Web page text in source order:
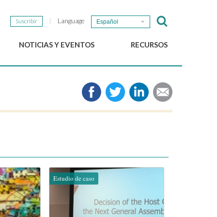
Suscribir Language Español
NOTICIAS Y EVENTOS
Newsletter del GSEF
RECURSOS
Medios de comunicación
Enlaces
Estudio de caso